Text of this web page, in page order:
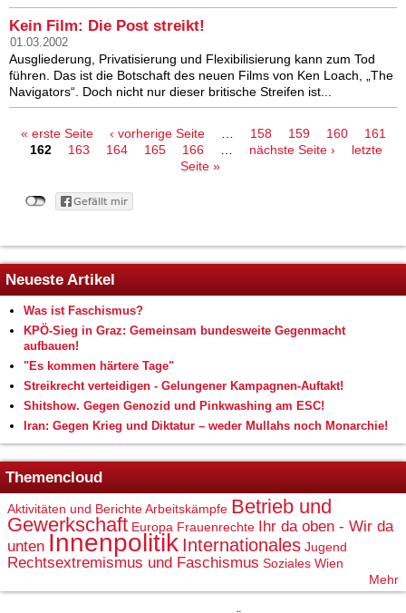
Kein Film: Die Post streikt!
01.03.2002
Ausgliederung, Privatisierung und Flexibilisierung kann zum Tod
führen. Das ist die Botschaft des neuen Films von Ken Loach, „The
Navigators“. Doch nicht nur dieser britische Streifen ist...
Seiten
« erste Seite ‹ vorherige Seite 158 159 160
161
162
163 164 165 166 nächste Seite ›
letzte
Seite »
Neueste Artikel
Was ist Faschismus?
KPÖ-Sieg in Graz: Gemeinsam bundesweite Gegenmacht
aufbauen!
"Es kommen härtere Tage"
Streikrecht verteidigen - Gelungener Kampagnen-Auftakt!
Shitshow. Gegen Genozid und Pinkwashing am ESC!
Iran: Gegen Krieg und Diktatur – weder Mullahs noch Monarchie!
Themencloud
Aktivitäten und BerichteArbeitskämpfe Betrieb und
Gewerkschaft Europa Frauenrechte Ihr da oben - Wir da
unten Innenpolitik Internationales Jugend
Rechtsextremismus und Faschismus Soziales Wien
Mehr